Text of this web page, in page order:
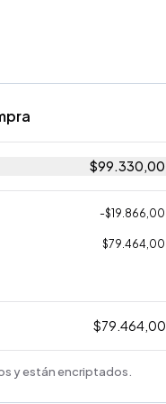
$99.330,00
-$19.866,00
$79.464,00
$79.464,00
y están encriptados.